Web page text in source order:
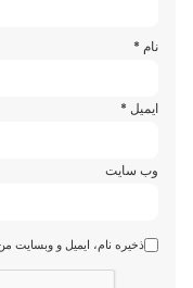
نام *
ایمیل *
وب‌ سایت
ذخیره نام، ایمیل و وبسایت